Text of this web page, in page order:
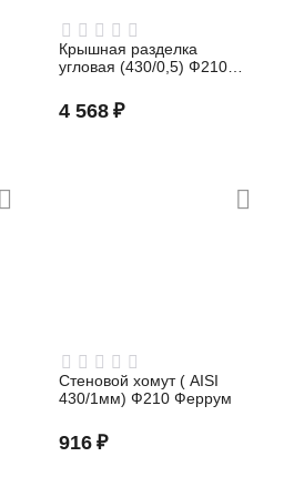
Крышная разделка
угловая (430/0,5) Ф210
4 568 ₽
Стеновой хомут ( AISI
430/1мм) Ф210 Феррум
916 ₽